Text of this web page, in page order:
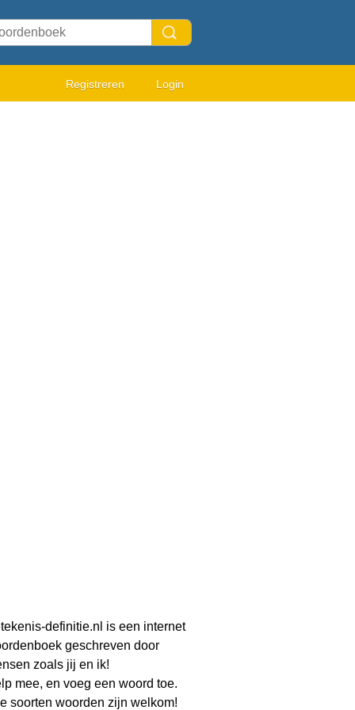
Registreren Login
definitie.nl is een internet
geschreven door
zoals jij en ik!
mee, en voeg een woord toe.
soorten woorden zijn welkom!